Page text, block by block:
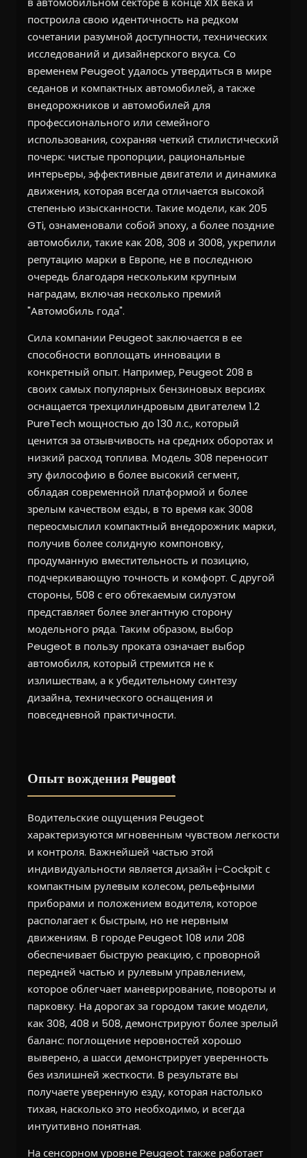
построила свою идентичность на редком
сочетании разумной доступности, технических
исследований и дизайнерского вкуса. Со
временем Peugeot удалось утвердиться в мире
седанов и компактных автомобилей, а также
внедорожников и автомобилей для
профессионального или семейного
использования, сохраняя четкий стилистический
почерк: чистые пропорции, рациональные
интерьеры, эффективные двигатели и динамика
движения, которая всегда отличается высокой
степенью изысканности. Такие модели, как 205
GTi, ознаменовали собой эпоху, а более поздние
автомобили, такие как 208, 308 и 3008, укрепили
репутацию марки в Европе, не в последнюю
очередь благодаря нескольким крупным
наградам, включая несколько премий
"Автомобиль года".
Сила компании Peugeot заключается в ее
способности воплощать инновации в
конкретный опыт. Например, Peugeot 208 в
своих самых популярных бензиновых версиях
оснащается трехцилиндровым двигателем 1.2
PureTech мощностью до 130 л.с., который
ценится за отзывчивость на средних оборотах и
низкий расход топлива. Модель 308 переносит
эту философию в более высокий сегмент,
обладая современной платформой и более
зрелым качеством езды, в то время как 3008
переосмыслил компактный внедорожник марки,
получив более солидную компоновку,
продуманную вместительность и позицию,
подчеркивающую точность и комфорт. С другой
стороны, 508 с его обтекаемым силуэтом
представляет более элегантную сторону
модельного ряда. Таким образом, выбор
Peugeot в пользу проката означает выбор
автомобиля, который стремится не к
излишествам, а к убедительному синтезу
дизайна, технического оснащения и
повседневной практичности.
Опыт вождения Peugeot
Водительские ощущения Peugeot
характеризуются мгновенным чувством легкости
и контроля. Важнейшей частью этой
индивидуальности является дизайн i-Cockpit с
компактным рулевым колесом, рельефными
приборами и положением водителя, которое
располагает к быстрым, но не нервным
движениям. В городе Peugeot 108 или 208
обеспечивает быструю реакцию, с проворной
передней частью и рулевым управлением,
которое облегчает маневрирование, повороты и
парковку. На дорогах за городом такие модели,
как 308, 408 и 508, демонстрируют более зрелый
баланс: поглощение неровностей хорошо
выверено, а шасси демонстрирует уверенность
без излишней жесткости. В результате вы
получаете уверенную езду, которая настолько
тихая, насколько это необходимо, и всегда
интуитивно понятная.
На сенсорном уровне Peugeot также работает